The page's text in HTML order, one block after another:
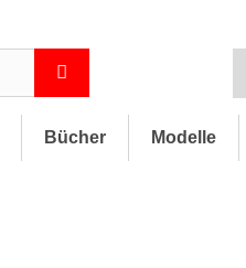
Bücher Modelle